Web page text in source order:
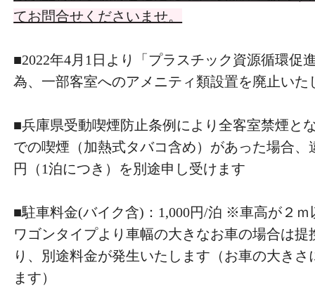
てお問合せくださいませ。
■2022年4月1日より「プラスチック資源循環促
為、一部客室へのアメニティ類設置を廃止いた
■兵庫県受動喫煙防止条例により全客室禁煙と
での喫煙（加熱式タバコ含め）があった場合、
円（1泊につき）を別途申し受けます
■駐車料金(バイク含)：1,000円/泊 ※車高が２ｍ
ワゴンタイプより車幅の大きなお車の場合は提
り、別途料金が発生いたします（お車の大き
ます）